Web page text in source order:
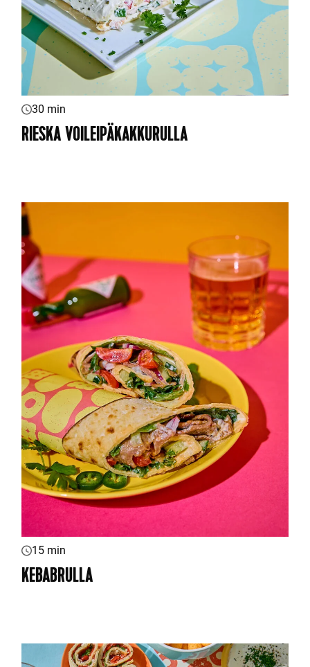
30 min
RIESKA VOILEIPÄKAKKURULLA
15 min
KEBABRULLA